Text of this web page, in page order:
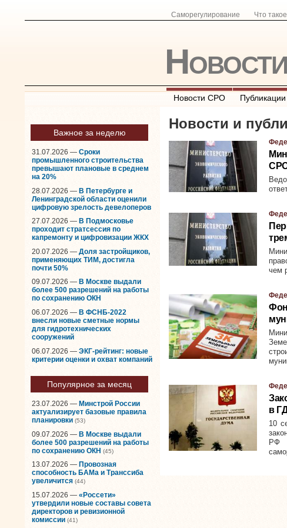
Саморегулирование Что
Новости СРО Публикации
Важное за неделю
31.07.2026 — Сроки
промышленного строительства
превышают плановые в среднем
на 20%
28.07.2026 — В Петербурге и
Ленинградской области оценили
цифровую зрелость девелоперов
27.07.2026 — В Подмосковье
проходит стратсессия по
капремонту и цифровизации ЖКХ
20.07.2026 — Доля застройщиков,
применяющих ТИМ, достигла
почти 50%
09.07.2026 — В Москве выдали
более 500 разрешений на работы
по сохранению ОКН
06.07.2026 — В ФСНБ-2022
внесли новые сметные нормы
для гидротехнических
сооружений
06.07.2026 — ЭКГ-рейтинг: новые
критерии оценки и охват компаний
Популярное за месяц
23.07.2026 — Минстрой России
актуализирует базовые правила
планировки (53)
09.07.2026 — В Москве выдали
более 500 разрешений на работы
по сохранению ОКН (45)
13.07.2026 — Провозная
способность БАМа и Транссиба
увеличится (44)
15.07.2026 — «Россети»
утвердили новые составы совета
директоров и ревизионной
комиссии (41)
Новости и
чем
в
10
РФ